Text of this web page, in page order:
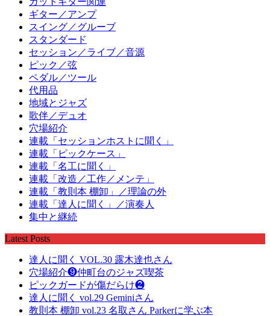
ギター／アンプ
スイング／グルーブ
スタンダード
セッション／ライブ／音源
ピック／弦
ペダル／ツール
代用品
地域とジャズ
歌伴／デュオ
穴場紹介
連載「セッションホストに聞く」
連載「ピックケース」
連載「名工に聞く」
連載「改造／工作／メンテ」
連載「教則本 棚卸」／理論の外
連載「達人に聞く」／演奏人
集中と継続
Latest Posts
達人に聞く VOL.30 露木達也さん
穴場紹介❾仲町台のジャズ喫茶
ピックガードが傷だらけ❷
達人に聞く vol.29 Geminiさん
教則本 棚卸 vol.23 名取さん Parkerに学ぶ本